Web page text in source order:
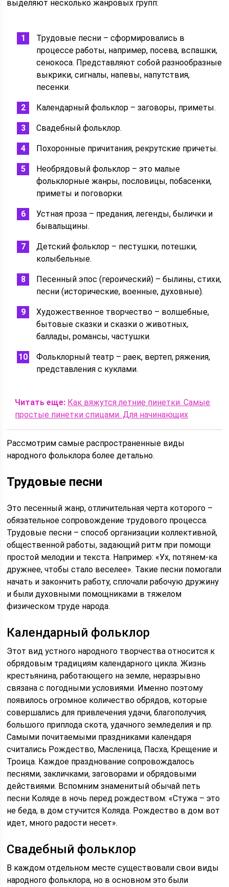
выделяют несколько жанровых групп:
Трудовые песни – сформировались в
процессе работы, например, посева, вспашки,
сенокоса. Представляют собой разнообразные
выкрики, сигналы, напевы, напутствия,
песенки.
Календарный фольклор – заговоры, приметы.
Свадебный фольклор.
Похоронные причитания, рекрутские причеты.
Необрядовый фольклор – это малые
фольклорные жанры, пословицы, побасенки,
приметы и поговорки.
Устная проза – предания, легенды, былички и
бывальщины.
Детский фольклор – пестушки, потешки,
колыбельные.
Песенный эпос (героический) – былины, стихи,
песни (исторические, военные, духовные).
Художественное творчество – волшебные,
бытовые сказки и сказки о животных,
баллады, романсы, частушки.
Фольклорный театр – раек, вертеп, ряжения,
представления с куклами.
Читать еще: Как вяжутся летние пинетки. Самые
простые пинетки спицами. Для начинающих
Рассмотрим самые распространенные виды
народного фольклора более детально.
Трудовые песни
Это песенный жанр, отличительная черта которого –
обязательное сопровождение трудового процесса.
Трудовые песни – способ организации коллективной,
общественной работы, задающий ритм при помощи
простой мелодии и текста. Например: «Ух, потянем-ка
дружнее, чтобы стало веселее». Такие песни помогали
начать и закончить работу, сплочали рабочую дружину
и были духовными помощниками в тяжелом
физическом труде народа.
Календарный фольклор
Этот вид устного народного творчества относится к
обрядовым традициям календарного цикла. Жизнь
крестьянина, работающего на земле, неразрывно
связана с погодными условиями. Именно поэтому
появилось огромное количество обрядов, которые
совершались для привлечения удачи, благополучия,
большого приплода скота, удачного земледелия и пр.
Самыми почитаемыми праздниками календаря
считались Рождество, Масленица, Пасха, Крещение и
Троица. Каждое празднование сопровождалось
песнями, закличками, заговорами и обрядовыми
действиями. Вспомним знаменитый обычай петь
песни Коляде в ночь перед рождеством: «Стужа – это
не беда, в дом стучится Коляда. Рождество в дом вот
идет, много радости несет».
Свадебный фольклор
В каждом отдельном месте существовали свои виды
народного фольклора, но в основном это были